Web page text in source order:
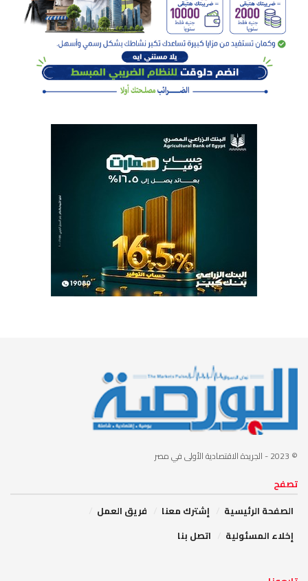
© 2023 - الجريدة الاقتصادية الأولى في مصر
تصفح
الصفحة الرئيسية
إشترك معنا
فريق العمل
إخلاء المسئولية
اتصل بنا